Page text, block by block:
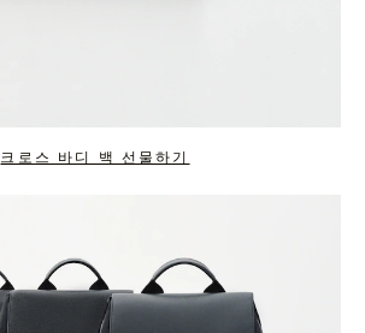
크로스 바디 백 선물하기